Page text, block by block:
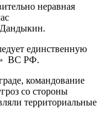
неравная
единственную
ВС РФ.
командование
со стороны
территориальные